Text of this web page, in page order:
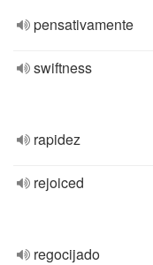
pensativamente
swiftness
rapidez
rejoiced
regocijado